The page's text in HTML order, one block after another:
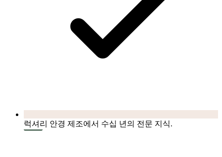
럭셔리 안경 제조에서 수십 년의 전문 지식.